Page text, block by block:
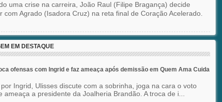
uma crise na carreira, João Raul (Filipe Bragança) decide
com Agrado (Isadora Cruz) na reta final de Coração Acelerado.
EM DESTAQUE
ofensas com Ingrid e faz ameaça após demissão em Quem Ama Cuida
Ingrid, Ulisses discute com a sobrinha, joga na cara o voto
ameaça a presidente da Joalheria Brandão. A troca de i...